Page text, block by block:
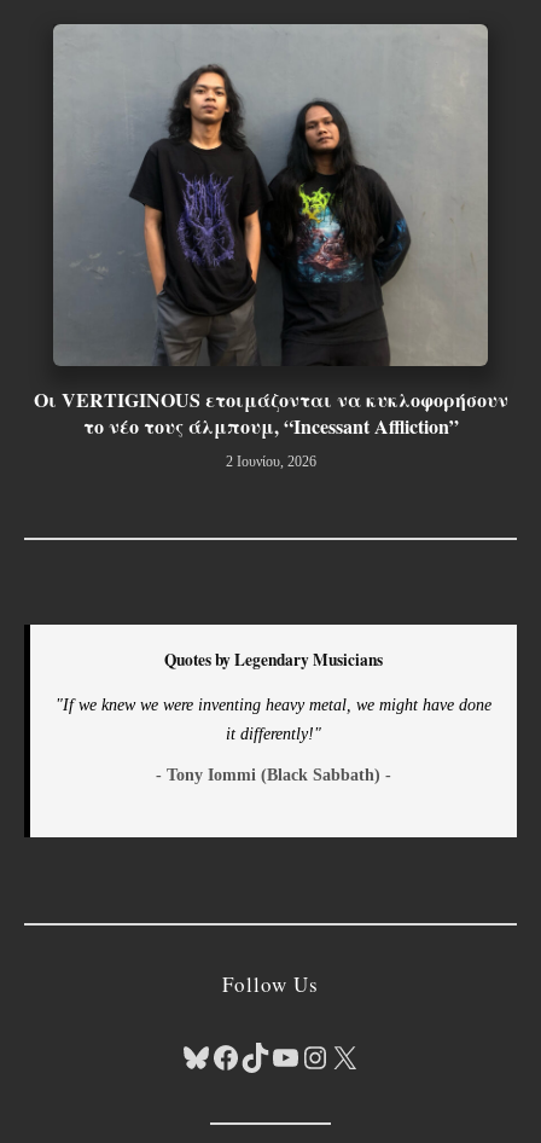
Οι VERTIGINOUS ετοιμάζονται να κυκλοφορήσουν
το νέο τους άλμπουμ, “Incessant Affliction”
2 Ιουνίου, 2026
Quotes by Legendary Musicians
"If we knew we were inventing heavy metal, we might have done
it differently!"
- Tony Iommi (Black Sabbath) -
Follow Us